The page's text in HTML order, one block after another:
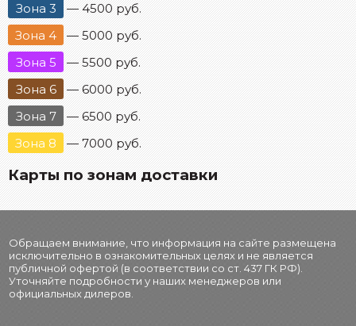
Зона 3
— 4500 руб.
Зона 4
— 5000 руб.
Зона 5
— 5500 руб.
Зона 6
— 6000 руб.
Зона 7
— 6500 руб.
Зона 8
— 7000 руб.
Карты по зонам доставки
Обращаем внимание, что информация на сайте размещена
исключительно в ознакомительных целях и не является
публичной офертой (в соответствии со ст. 437 ГК РФ).
Уточняйте подробности у наших менеджеров или
официальных дилеров.